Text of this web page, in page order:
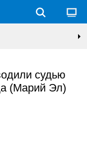
судью
(Марий Эл)